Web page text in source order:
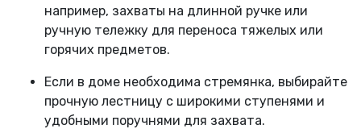
например, захваты на длинной ручке или
ручную тележку для переноса тяжелых или
горячих предметов.
Если в доме необходима стремянка, выбирайте
прочную лестницу с широкими ступенями и
удобными поручнями для захвата.